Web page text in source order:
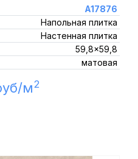
A17876
Напольная плитка
Настенная плитка
59,8x59,8
матовая
м2